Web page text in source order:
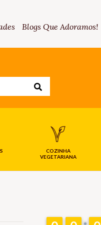
Blogs Que Adoramos!
COZINHA
VEGETARIANA